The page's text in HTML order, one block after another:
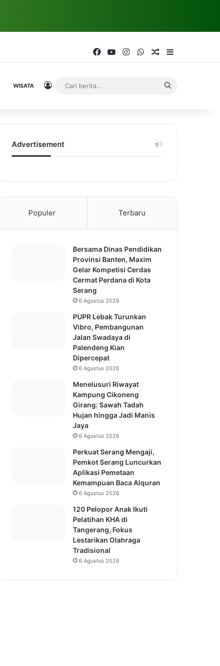
FacebookYouTubeInstagramWhatsAppRandom Article
WISATA Log In
Advertisement
Populer Terbaru
Bersama Dinas Pendidikan
Provinsi Banten, Maxim
Gelar Kompetisi Cerdas
Cermat Perdana di Kota
Serang
6 Agustus 2026
PUPR Lebak Turunkan
Vibro, Pembangunan
Jalan Swadaya di
Palendeng Kian
Dipercepat
6 Agustus 2026
Menelusuri Riwayat
Kampung Cikoneng
Girang: Sawah Tadah
Hujan hingga Jadi Manis
Jaya
6 Agustus 2026
Perkuat Serang Mengaji,
Pemkot Serang Luncurkan
Aplikasi Pemetaan
Kemampuan Baca Alquran
6 Agustus 2026
120 Pelopor Anak Ikuti
Pelatihan KHA di
Tangerang, Fokus
Lestarikan Olahraga
Tradisional
6 Agustus 2026